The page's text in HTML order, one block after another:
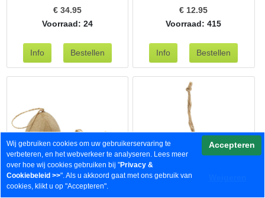
€ 34.95
Voorraad: 24
€ 12.95
Voorraad: 415
Wij gebruiken cookies om uw gebruikerservaring te
verbeteren, en het webverkeer te analyseren. Lees meer
over hoe wij cookies gebruiken bij "Privacy &
Cookiebeleid >>". Als u akkoord gaat met ons gebruik van
cookies, klikt u op "Accepteren".
Accepteren